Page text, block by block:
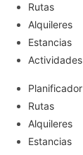
Rutas
Alquileres
Estancias
Actividades
Planificador
Rutas
Alquileres
Estancias